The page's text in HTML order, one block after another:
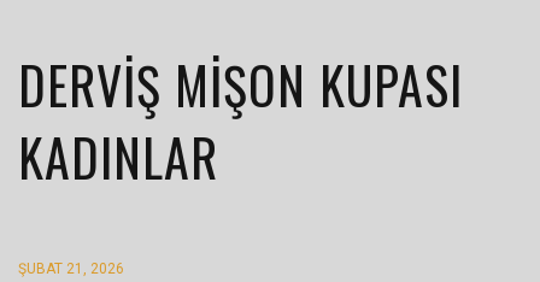
DERVIŞ MIŞON KUPASI
KADINLAR
ŞUBAT 21, 2026